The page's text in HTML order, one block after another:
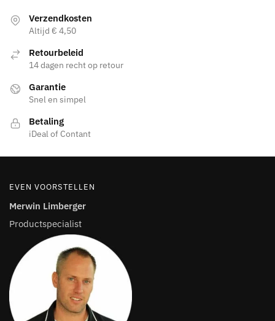
de
productpagina
Verzendkosten
Altijd € 4,50
Retourbeleid
14 dagen recht op retour
Garantie
Snel en simpel
Betaling
iDeal of Contant
EVEN VOORSTELLEN
Merwin Limberger
Productspecialist